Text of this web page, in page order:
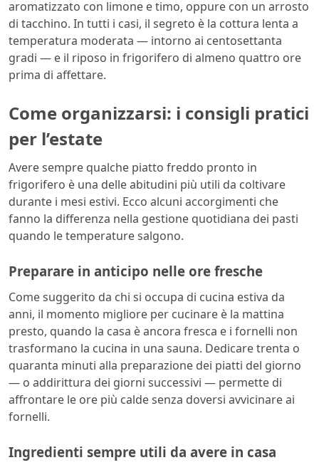
aromatizzato con limone e timo, oppure con un arrosto
di tacchino. In tutti i casi, il segreto è la cottura lenta a
temperatura moderata — intorno ai centosettanta
gradi — e il riposo in frigorifero di almeno quattro ore
prima di affettare.
Come organizzarsi: i consigli pratici
per l’estate
Avere sempre qualche piatto freddo pronto in
frigorifero è una delle abitudini più utili da coltivare
durante i mesi estivi. Ecco alcuni accorgimenti che
fanno la differenza nella gestione quotidiana dei pasti
quando le temperature salgono.
Preparare in anticipo nelle ore fresche
Come suggerito da chi si occupa di cucina estiva da
anni, il momento migliore per cucinare è la mattina
presto, quando la casa è ancora fresca e i fornelli non
trasformano la cucina in una sauna. Dedicare trenta o
quaranta minuti alla preparazione dei piatti del giorno
— o addirittura dei giorni successivi — permette di
affrontare le ore più calde senza doversi avvicinare ai
fornelli.
Ingredienti sempre utili da avere in casa